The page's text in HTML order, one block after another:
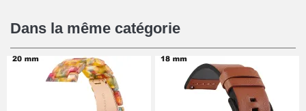
16,90 €
Pied à Coulisse Numérique
9,90 €
Dans la même catégorie